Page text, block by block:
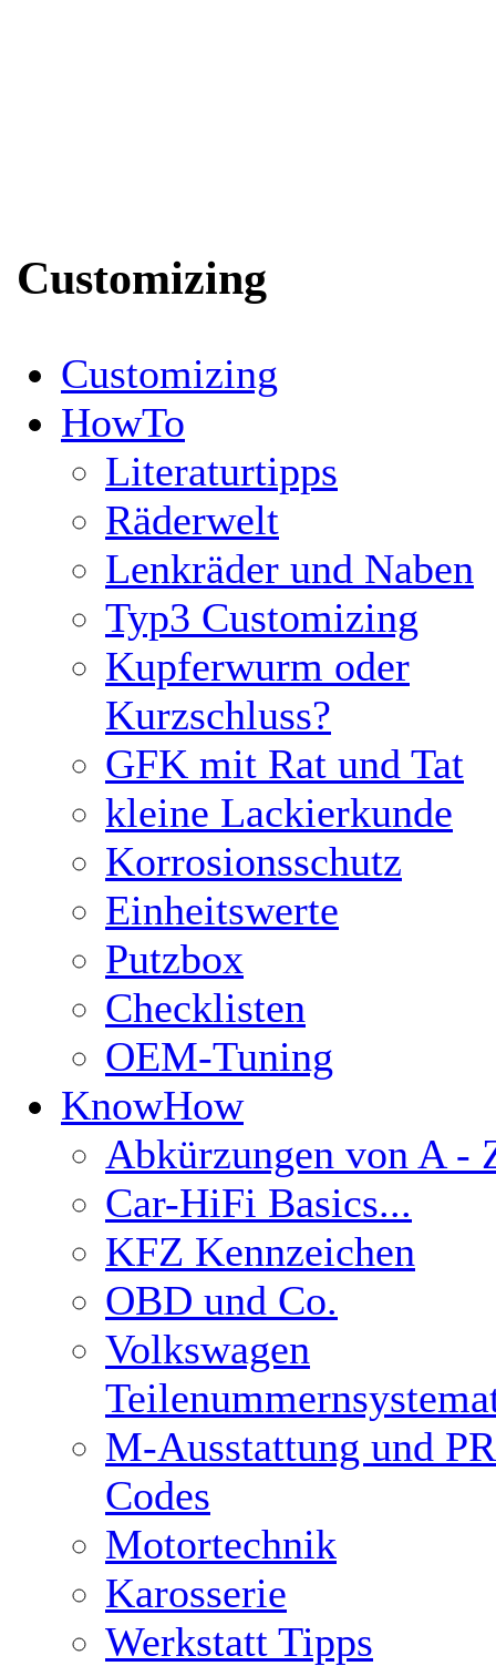
Customizing
Customizing
HowTo
Literaturtipps
Räderwelt
Lenkräder und Naben
Typ3 Customizing
Kupferwurm oder
Kurzschluss?
GFK mit Rat und Tat
kleine Lackierkunde
Korrosionsschutz
Einheitswerte
Putzbox
Checklisten
OEM-Tuning
KnowHow
Abkürzungen von A -
Car-HiFi Basics...
KFZ Kennzeichen
OBD und Co.
Volkswagen
M-Ausstattung und
Codes
Motortechnik
Karosserie
Werkstatt Tipps